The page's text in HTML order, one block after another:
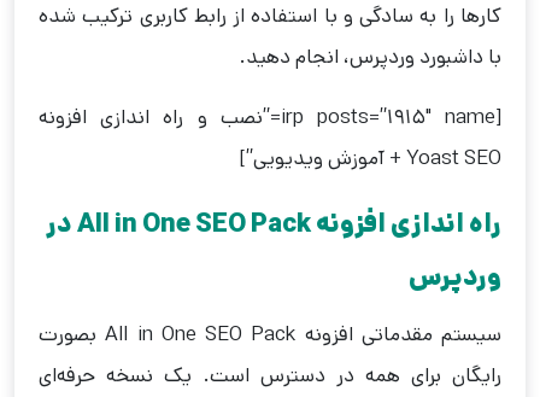
کارها را به سادگی و با استفاده از رابط کاربری ترکیب شده
با داشبورد وردپرس، انجام دهید.
[irp posts=”1915″ name=”نصب و راه اندازی افزونه
Yoast SEO + آموزش ویدیویی”]
راه اندازی افزونه All in One SEO Pack در
وردپرس
سیستم مقدماتی افزونه All in One SEO Pack بصورت
رایگان برای همه در دسترس است. یک نسخه حرفه‌ای